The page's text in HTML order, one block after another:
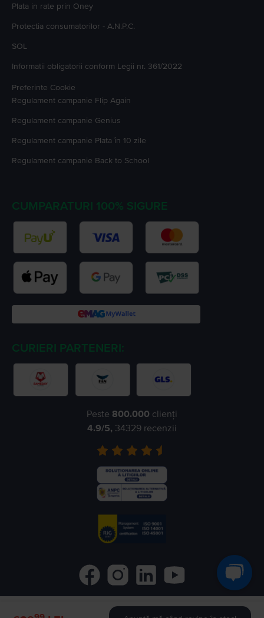
Plata in rate prin Oney
Protectia consumatorilor - A.N.P.C.
SOL
Informatii obligatorii conform Legii nr. 361/2022
Preferinte Cookie
Regulament campanie Flip Again
Regulament campanie Genius
Regulament campanie Plata în 10 zile
Regulament campanie Back to School
CUMPARATURI 100% SIGURE
CURIERI PARTENERI:
Peste 800.000 clienți
4.9/5, 34329 recenzii